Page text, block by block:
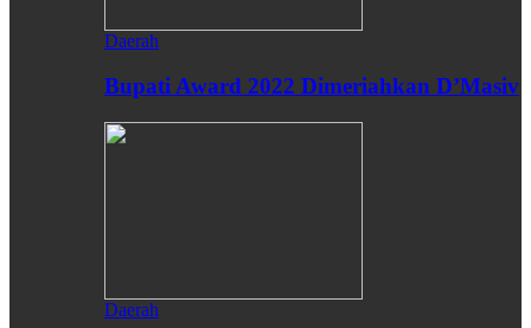
Daerah
Bupati Award 2022 Dimeriahkan D’Masiv
Daerah